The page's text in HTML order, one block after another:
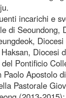
incarichi e
di Seoundong,
Diocesi
Pontificio
Paolo Apostolo
Pastorale